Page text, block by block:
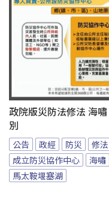
政院版災防法修法 海
別
公告 政經 防災
修法
成立防災協作中心
海嘯
馬太鞍堰塞湖